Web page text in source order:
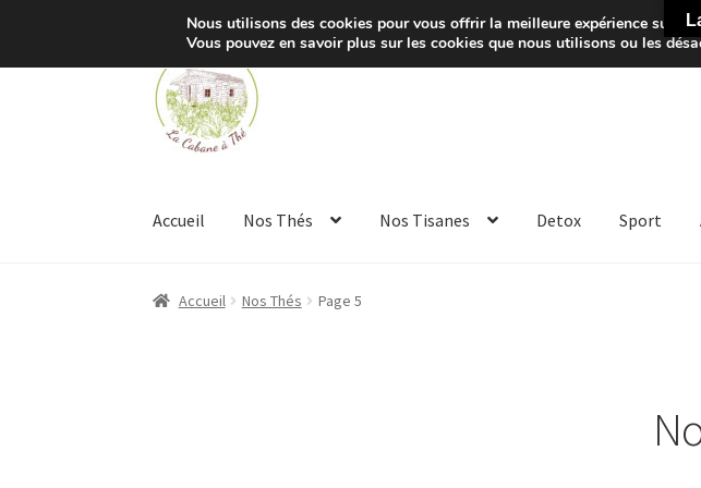
à
la
navigation
au
contenu
Accueil Nos Thés Nos Tisanes Detox Sport
Accueil Nos Thés Page 5
Nous utilisons des cookies pour vous offrir la meilleure expérience sur
Vous pouvez en savoir plus sur les cookies que nous utilisons ou les